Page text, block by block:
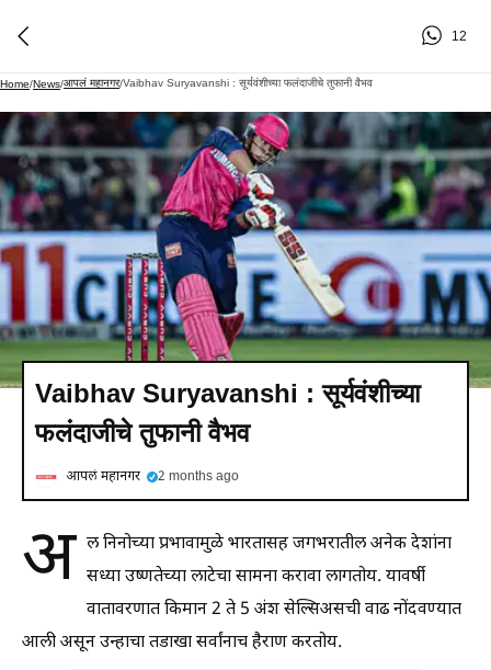
12
Home/News/आपलं महानगर/Vaibhav Suryavanshi : सूर्यवंशीच्या फलंदाजीचे तुफानी वैभव
Vaibhav Suryavanshi : सूर्यवंशीच्या
फलंदाजीचे तुफानी वैभव
आपलं महानगर 2 months ago
अ ल निनोच्या प्रभावामुळे भारतासह जगभरातील अनेक देशांना
सध्या उष्णतेच्या लाटेचा सामना करावा लागतोय. यावर्षी
वातावरणात किमान 2 ते 5 अंश सेल्सिअसची वाढ नोंदवण्यात
आली असून उन्हाचा तडाखा सर्वांनाच हैराण करतोय.